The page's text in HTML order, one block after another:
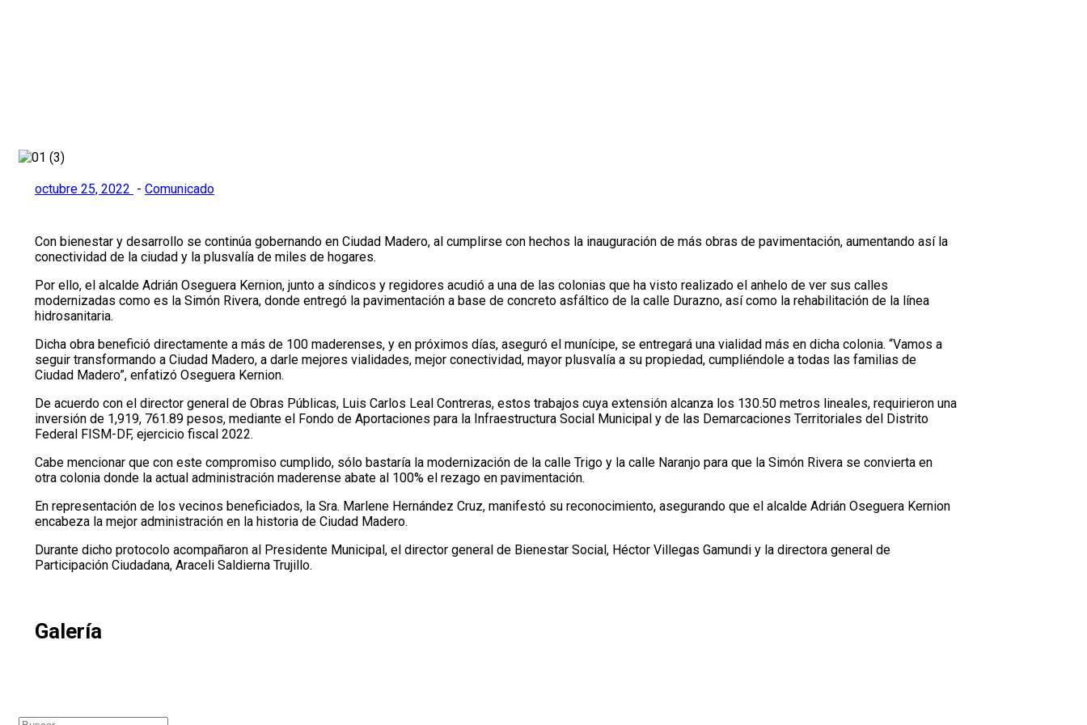
octubre 25, 2022 - Comunicado
Con bienestar y desarrollo se continúa gobernando en Ciudad Madero, al cumplirse con hechos la inauguración de más obras de pavimentación, aumentando así la
conectividad de la ciudad y la plusvalía de miles de hogares.
Por ello, el alcalde Adrián Oseguera Kernion, junto a síndicos y regidores acudió a una de las colonias que ha visto realizado el anhelo de ver sus calles
modernizadas como es la Simón Rivera, donde entregó la pavimentación a base de concreto asfáltico de la calle Durazno, así como la rehabilitación de la línea
hidrosanitaria.
Dicha obra benefició directamente a más de 100 maderenses, y en próximos días, aseguró el munícipe, se entregará una vialidad más en dicha colonia. “Vamos a
seguir transformando a Ciudad Madero, a darle mejores vialidades, mejor conectividad, mayor plusvalía a su propiedad, cumpliéndole a todas las familias de
Ciudad Madero”, enfatizó Oseguera Kernion.
De acuerdo con el director general de Obras Públicas, Luis Carlos Leal Contreras, estos trabajos cuya extensión alcanza los 130.50 metros lineales, requirieron una
inversión de 1,919, 761.89 pesos, mediante el Fondo de Aportaciones para la Infraestructura Social Municipal y de las Demarcaciones Territoriales del Distrito
Federal FISM-DF, ejercicio fiscal 2022.
Cabe mencionar que con este compromiso cumplido, sólo bastaría la modernización de la calle Trigo y la calle Naranjo para que la Simón Rivera se convierta en
otra colonia donde la actual administración maderense abate al 100% el rezago en pavimentación.
En representación de los vecinos beneficiados, la Sra. Marlene Hernández Cruz, manifestó su reconocimiento, asegurando que el alcalde Adrián Oseguera Kernion
encabeza la mejor administración en la historia de Ciudad Madero.
Durante dicho protocolo acompañaron al Presidente Municipal, el director general de Bienestar Social, Héctor Villegas Gamundi y la directora general de
Participación Ciudadana, Araceli Saldierna Trujillo.
Galería